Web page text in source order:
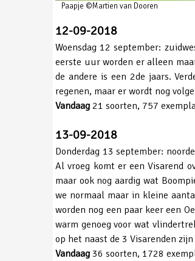
Paapje ©Martien van Dooren
12-09-2018
Woensdag 12 september:
eerste uur worden er alleen
de andere is een 2de jaars.
regenen, maar er wordt nog
Vandaag 21 soorten, 757
13-09-2018
Donderdag 13 september:
Al vroeg komt er een Visarend
maar ook nog aardig wat
we normaal maar in kleine
worden nog een paar keer een
warm genoeg voor wat
op het naast de 3 Visarenden
Vandaag 36 soorten, 1728